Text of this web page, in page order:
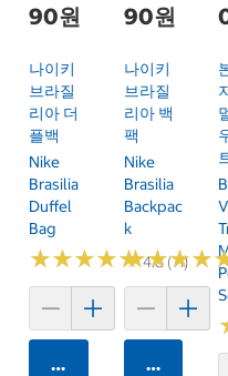
90원
나이키
브라질
리아 더
플백
Nike
Brasilia
Duffel
Bag
★★★★★
★★★★★4.8 (71)
카트에 담기
90원
나이키
브라질
리아 백
팩
Nike
Brasilia
Backpac
K
★★★★
★★★★
카트에 담기